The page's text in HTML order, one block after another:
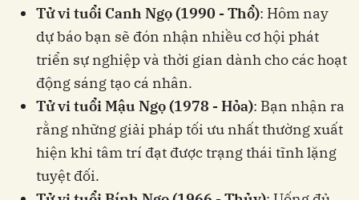
Tử vi tuổi Canh Ngọ (1990 - Thổ): Hôm nay
dự báo bạn sẽ đón nhận nhiều cơ hội phát
triển sự nghiệp và thời gian dành cho các hoạt
động sáng tạo cá nhân.
Tử vi tuổi Mậu Ngọ (1978 - Hỏa): Bạn nhận ra
rằng những giải pháp tối ưu nhất thường xuất
hiện khi tâm trí đạt được trạng thái tĩnh lặng
tuyệt đối.